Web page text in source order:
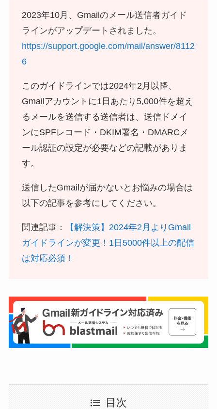
2023年10月、Gmailのメール送信者ガイド
ラインがアップデートされました。
https://support.google.com/mail/answer/8112
6
このガイドラインでは2024年2月以降、
Gmailアカウントに1日あたり5,000件を超え
るメールを送信する送信者は、送信ドメイ
ンにSPFレコード・DKIM署名・DMARCメ
ール認証の設定が必要などの記載がありま
す。
送信したGmailが届かないとお悩みの場合は
以下の記事を参考にしてください。
関連記事：
【解決策】2024年2月よりGmail
ガイドラインが変更！1日5000件以上の配信
は対応必須！
目次